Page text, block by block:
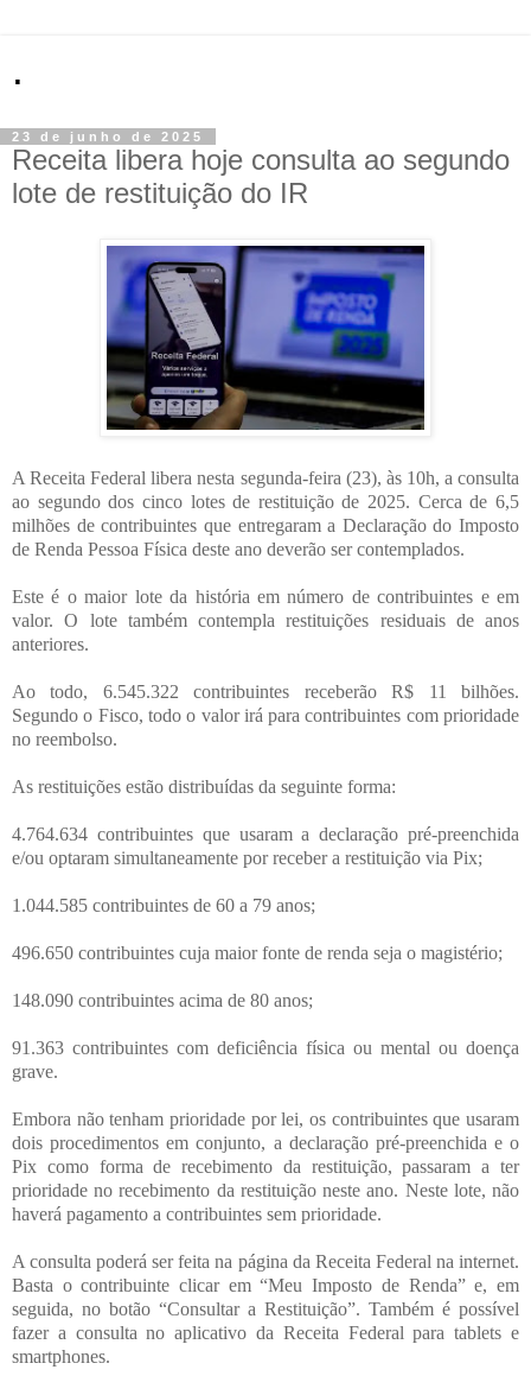
.
23 de junho de 2025
Receita libera hoje consulta ao segundo
lote de restituição do IR
A Receita Federal libera nesta segunda-feira (23), às 10h, a consulta
ao segundo dos cinco lotes de restituição de 2025. Cerca de 6,5
milhões de contribuintes que entregaram a Declaração do Imposto
de Renda Pessoa Física deste ano deverão ser contemplados.
Este é o maior lote da história em número de contribuintes e em
valor. O lote também contempla restituições residuais de anos
anteriores.
Ao todo, 6.545.322 contribuintes receberão R$ 11 bilhões.
Segundo o Fisco, todo o valor irá para contribuintes com prioridade
no reembolso.
As restituições estão distribuídas da seguinte forma:
4.764.634 contribuintes que usaram a declaração pré-preenchida
e/ou optaram simultaneamente por receber a restituição via Pix;
1.044.585 contribuintes de 60 a 79 anos;
496.650 contribuintes cuja maior fonte de renda seja o magistério;
148.090 contribuintes acima de 80 anos;
91.363 contribuintes com deficiência física ou mental ou doença
grave.
Embora não tenham prioridade por lei, os contribuintes que usaram
dois procedimentos em conjunto, a declaração pré-preenchida e o
Pix como forma de recebimento da restituição, passaram a ter
prioridade no recebimento da restituição neste ano. Neste lote, não
haverá pagamento a contribuintes sem prioridade.
A consulta poderá ser feita na página da Receita Federal na internet.
Basta o contribuinte clicar em “Meu Imposto de Renda” e, em
seguida, no botão “Consultar a Restituição”. Também é possível
fazer a consulta no aplicativo da Receita Federal para tablets e
smartphones.